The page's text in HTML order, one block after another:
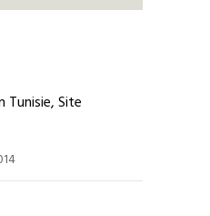
Tunisie, Site